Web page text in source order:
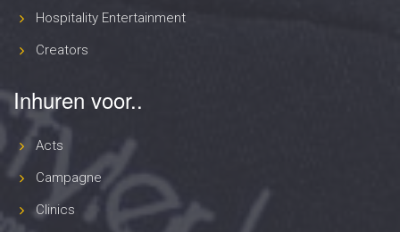
Hospitality Entertainment
Creators
Inhuren voor..
Acts
Campagne
Clinics